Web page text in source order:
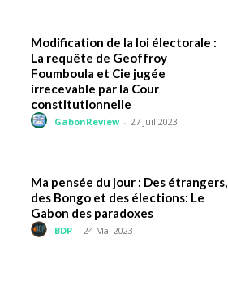
Modification de la loi électorale :
La requête de Geoffroy
Foumboula et Cie jugée
irrecevable par la Cour
constitutionnelle
GabonReview - 27 Juil 2023
Ma pensée du jour : Des étrangers,
des Bongo et des élections: Le
Gabon des paradoxes
BDP - 24 Mai 2023